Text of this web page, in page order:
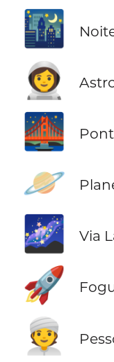
🌃
👩‍🚀
🌉
🪐
🌌 Via
🚀
👳